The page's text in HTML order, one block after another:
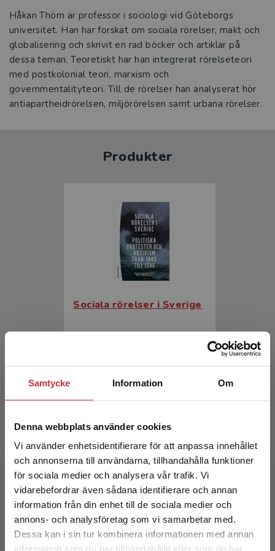
Samtycke Information Om
Denna webbplats använder cookies
Vi använder enhetsidentifierare för att anpassa innehållet
och annonserna till användarna, tillhandahålla funktioner
för sociala medier och analysera vår trafik. Vi
vidarebefordrar även sådana identifierare och annan
information från din enhet till de sociala medier och
annons- och analysföretag som vi samarbetar med.
Dessa kan i sin tur kombinera informationen med annan
information som du har tillhandahållit eller som de har
Begränsad fraktregion
Håkan Thörn är professor i sociologi vid Göteborgs
universitet. Han har forskat om sociala rörelser, makt och
globalisering och skrivit en rad böcker och artiklar på
dessa teman. Teoretiskt har han integrerat rörelseteori
med postkolonial teori, marxism och
governmentalityteori. Till de rörelser han analyserat hör
antiapartheidrörelsen, miljörörelsen samt urbana rörelser.
Produkter
Sociala rörelser i Sverige
Jämte, Jan m.fl. (red.)
Exkl. moms: 423 kr
Sociala rörelser i Sverige
Jämte, Jan m.fl. (red.)